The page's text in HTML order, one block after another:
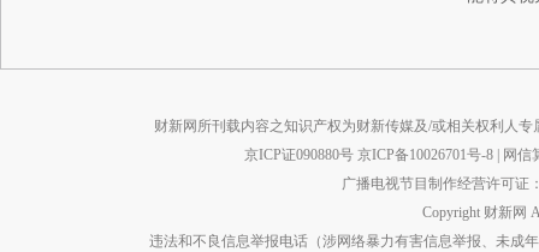
财新网所刊载内容之知识产权为财新传媒及/或相关权利人
京ICP证090880号 京ICP备10026701号-8
网信
广播电视节目制作经营许可证
Copyright 财新网
违法和不良信息举报电话（涉网络暴力有害信息举报、未成